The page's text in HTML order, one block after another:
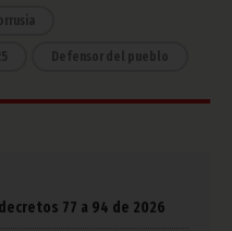
Defensor del pueblo
77 a 94 de 2026